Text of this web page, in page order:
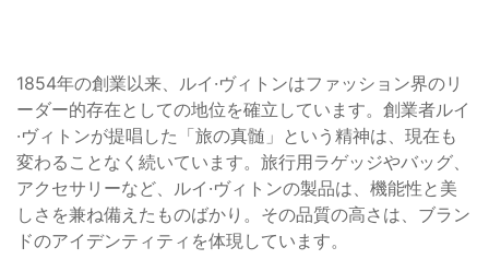
1854年の創業以来、ルイ·ヴィトンはファッション界のリ
ーダー的存在としての地位を確立しています。創業者ルイ
·ヴィトンが提唱した「旅の真髄」という精神は、現在も
変わることなく続いています。旅行用ラゲッジやバッグ、
アクセサリーなど、ルイ·ヴィトンの製品は、機能性と美
しさを兼ね備えたものばかり。その品質の高さは、ブラン
ドのアイデンティティを体現しています。